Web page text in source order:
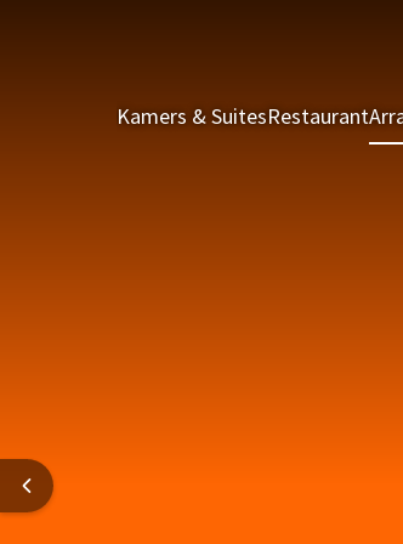
Kamers & SuitesRestaurant